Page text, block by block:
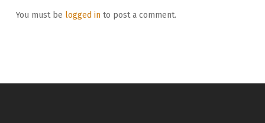
You must be logged into post a comment.